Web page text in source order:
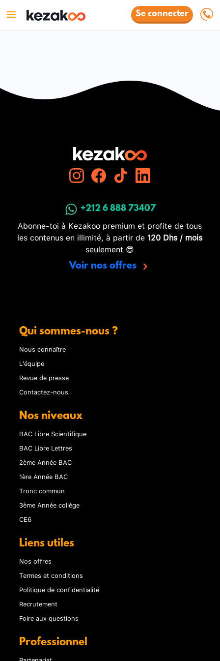
Se connecter
+212 6 888 73407
Abonne-toi à Kezakoo premium et profite de tous
les contenus en illimité, à partir de 120 Dhs / mois
seulement 😎
Voir nos offres
Qui sommes-nous ?
Nous connaître
L'équipe
Revue de presse
Contactez-nous
Nos niveaux
BAC Libre Scientifique
BAC Libre Lettres
2ème Année BAC
1ère Année BAC
Tronc commun
3ème Année collège
CE6
Liens utiles
Nos offres
Termes et conditions
Politique de confidentialité
Recrutement
Foire aux questions
Professionnel